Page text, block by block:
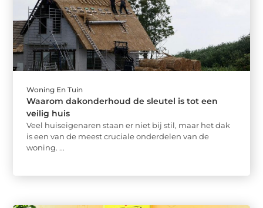
Woning En Tuin
Waarom dakonderhoud de sleutel is tot een
veilig huis
Veel huiseigenaren staan er niet bij stil, maar het dak
is een van de meest cruciale onderdelen van de
woning. ...